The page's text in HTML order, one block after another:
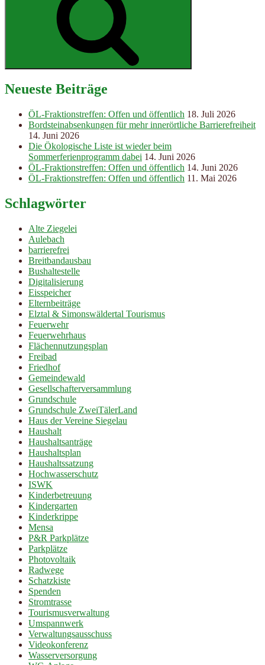
Neueste Beiträge
ÖL-Fraktionstreffen: Offen und öffentlich 18. Juli 2026
Bordsteinabsenkungen für mehr innerörtliche Barrierefreiheit
14. Juni 2026
Die Ökologische Liste ist wieder beim
Sommerferienprogramm dabei 14. Juni 2026
ÖL-Fraktionstreffen: Offen und öffentlich 14. Juni 2026
ÖL-Fraktionstreffen: Offen und öffentlich 11. Mai 2026
Schlagwörter
Alte Ziegelei
Aulebach
barrierefrei
Breitbandausbau
Bushaltestelle
Digitalisierung
Eisspeicher
Elternbeiträge
Elztal & Simonswäldertal Tourismus
Feuerwehr
Feuerwehrhaus
Flächennutzungsplan
Freibad
Friedhof
Gemeindewald
Gesellschafterversammlung
Grundschule
Grundschule ZweiTälerLand
Haus der Vereine Siegelau
Haushalt
Haushaltsanträge
Haushaltsplan
Haushaltssatzung
Hochwasserschutz
ISWK
Kinderbetreuung
Kindergarten
Kinderkrippe
Mensa
P&R Parkplätze
Parkplätze
Photovoltaik
Radwege
Schatzkiste
Spenden
Stromtrasse
Tourismusverwaltung
Umspannwerk
Verwaltungsausschuss
Videokonferenz
Wasserversorgung